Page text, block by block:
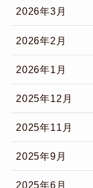
2026年3月
2026年2月
2026年1月
2025年12月
2025年11月
2025年9月
2025年6月